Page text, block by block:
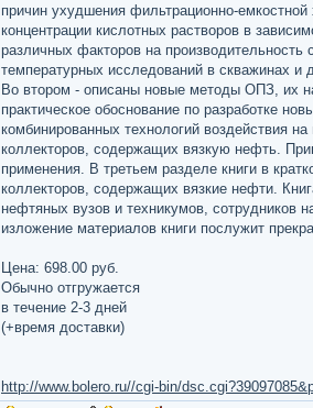
причин ухудшения фильтрационно-
концентрации кислотных растворов в
различных факторов на
температурных исследований в скважинах и
Во втором - описаны новые методы ОПЗ, их
практическое обоснование по разработке
комбинированных технологий воздействия
коллекторов, содержащих вязкую нефть.
применения. В третьем разделе книги в
коллекторов, содержащих вязкие нефти.
нефтяных вузов и техникумов, сотрудников
изложение материалов книги послужит
Цена: 698.00 руб.
Обычно отгружается
в течение 2-3 дней
(+время доставки)
http://www.bolero.ru//cgi-bin/